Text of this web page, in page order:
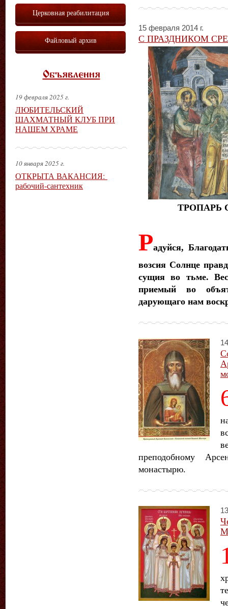
15 февраля 2014 г.
С ПРАЗДНИКОМ
ТРОПАРЬ
Радуйся,
возсия Солнце
сущия во тьме.
приемый во
дарующаго нам
преподобному
монастырю.
Церковная реабилитация
Файловый архив
Объявления
19 февраля 2025 г.
ЛЮБИТЕЛЬСКИЙ
ШАХМАТНЫЙ КЛУБ ПРИ
НАШЕМ ХРАМЕ
10 января 2025 г.
ОТКРЫТА ВАКАНСИЯ:
рабочий-сантехник